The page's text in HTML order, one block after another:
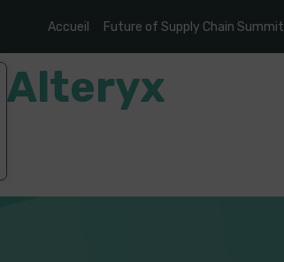
Accueil Future of Supply Chain Summit
Alteryx